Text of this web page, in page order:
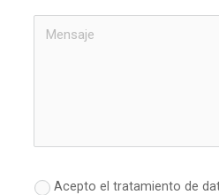
Acepto el tratamiento de